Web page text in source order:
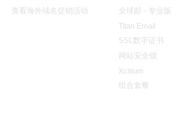
查看海外域名促销活动
全球邮 - 专业版
Titan Email
SSL数字证书
网站安全锁
Xcitium
组合套餐